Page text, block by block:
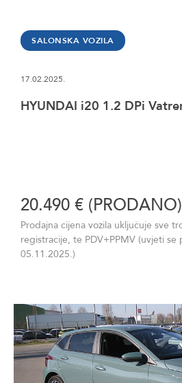
SALONSKA VOZILA
17.02.2025.
HYUNDAI i20 1.2 DPi
20.490 € (PRODANO)
Prodajna cijena vozila uključuje sve
registracije, te PDV+PPMV (uvjeti se
05.11.2025.)